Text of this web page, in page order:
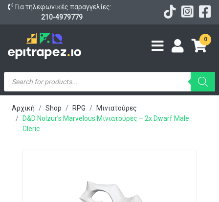
Για τηλεφωνικές παραγγελίες:
210-4979779
0
Products
search
Αρχική Shop RPG
Μινιατούρες
D&D Nolzur’s Marvelous Μινιατούρες – 2x Dwarf Male
Cleric